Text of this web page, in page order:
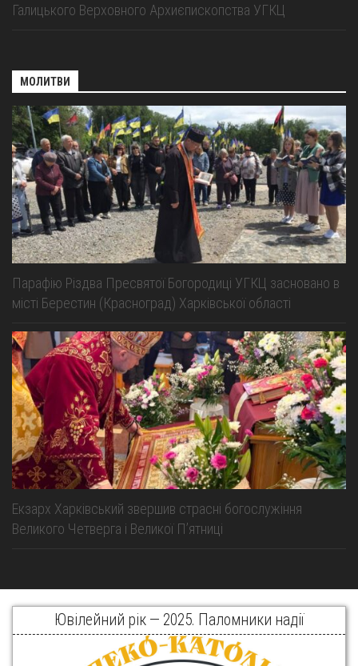
Галицького Верховного Архиєпископства УГКЦ
МОЛИТВИ
Парафію Різдва Пресвятої Богородиці УГКЦ засновано в
місті Берестин (Красноград) Харківської області
Екзарх Харківський звершив страсні богослужіння
Великого Четверга і Великої Пʼятниці
Ювілейний рік — 2025. Паломники надії